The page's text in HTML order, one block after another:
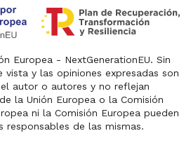
Europea - NextGenerationEU. Sin
y las opiniones expresadas son
autor o autores y no reflejan
la Unión Europea o la Comisión
ni la Comisión Europea pueden
responsables de las mismas.